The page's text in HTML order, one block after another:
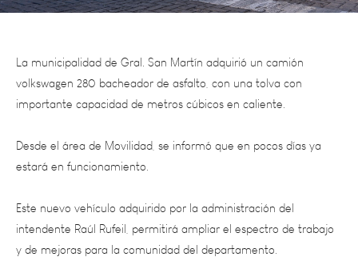
La municipalidad de Gral. San Martín adquirió un camión
volkswagen 280 bacheador de asfalto, con una tolva con
importante capacidad de metros cúbicos en caliente.
Desde el área de Movilidad, se informó que en pocos días ya
estará en funcionamiento.
Este nuevo vehículo adquirido por la administración del
intendente Raúl Rufeil, permitirá ampliar el espectro de trabajo
y de mejoras para la comunidad del departamento.